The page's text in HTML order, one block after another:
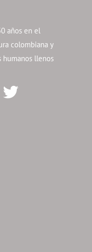
años en el
colombiana y
humanos llenos